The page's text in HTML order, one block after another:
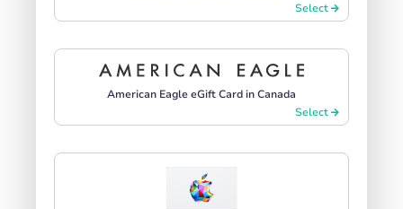
Select
American Eagle eGift Card in Canada
Select